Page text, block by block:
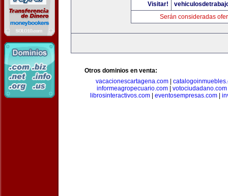
Visitar!
Serán consideradas
Otros dominios en venta:
vacacionescartagena.com
informeagropecuario.com| votociudadano.com
librosinteractivos.com| eventosempresas.com|